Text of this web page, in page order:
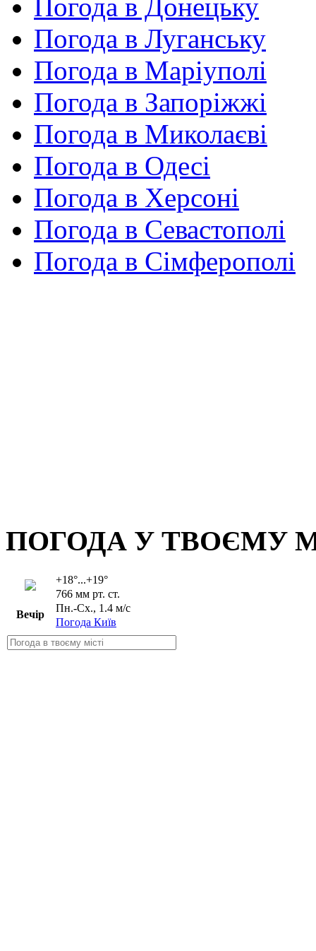
Погода в Донецьку
Погода в Луганську
Погода в Маріуполі
Погода в Запоріжжі
Погода в Миколаєві
Погода в Одесі
Погода в Херсоні
Погода в Севастополі
Погода в Сімферополі
ПОГОДА У ТВОЄМУ
+18°...+19°
766 мм рт. ст.
Пн.-Сх., 1.4 м/с
Погода Київ
Вечір